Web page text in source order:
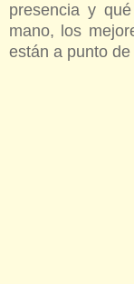
presencia y
mano, los
están a punto de